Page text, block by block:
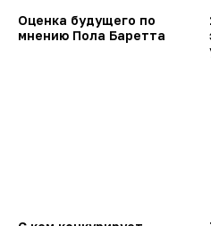
Оценка будущего по
мнению Пола Баретта